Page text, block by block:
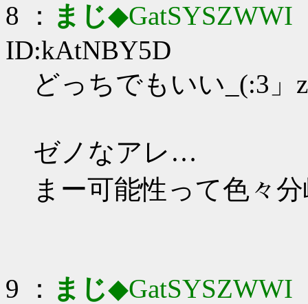
8 ： まじ◆GatSYSZWWI
ID:kAtNBY5D
どっちでもいい_(:3」
ゼノなアレ…
まー可能性って色々
9 ： まじ◆GatSYSZWWI